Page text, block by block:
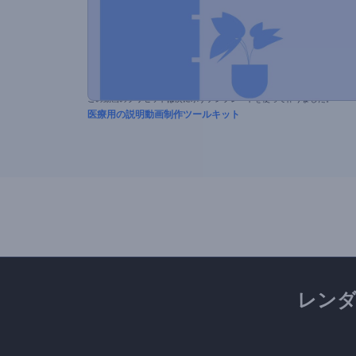
この動画のプリセットは次に示すテンプレートを使って作りました。
医療用の説明動画制作ツールキット
レン